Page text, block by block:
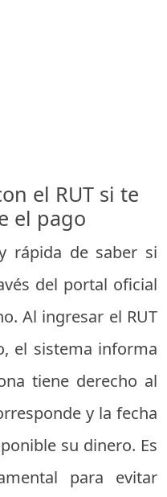
el RUT si te
el pago
rápida de saber si
del portal oficial
Al ingresar el RUT
el sistema informa
tiene derecho al
y la fecha
su dinero. Es
para evitar